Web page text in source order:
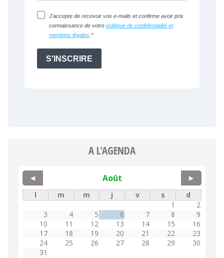
A L'AGENDA
Août
◀ ▶
l m m j v s
d
1
2
3
4 5 6 7 8
9
10
11 12 13 14 15
16
17
18 19 20 21 22
23
24
25 26 27 28 29
30
31